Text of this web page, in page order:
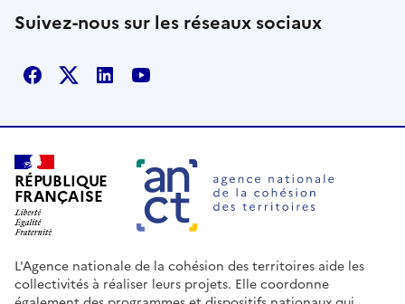
Suivez-nous sur les réseaux sociaux
Facebook
X LinkedinYoutube
RÉPUBLIQUE
FRANÇAISE
L'Agence nationale de la cohésion des territoires aide les
collectivités à réaliser leurs projets. Elle coordonne